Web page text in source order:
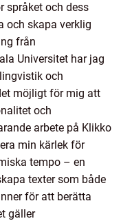
språket och dess
och skapa verklig
från
Universitet har jag
och
möjligt för mig att
och
arbete på Klikko
min kärlek för
tempo – en
texter som både
för att berätta
gäller